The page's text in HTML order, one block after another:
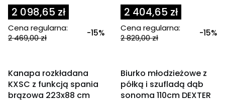
2 098,65 zł
Cena regularna:
2 469,00 zł
-15%
2 404,65 zł
Cena regularna:
2 829,00 zł
-15%
Kanapa rozkładana
KXSC z funkcją spania
brązowa 223x88 cm
Powiadom mnie o
Biurko młodzieżowe z
półką i szufladą dąb
sonoma 110cm DEXTER